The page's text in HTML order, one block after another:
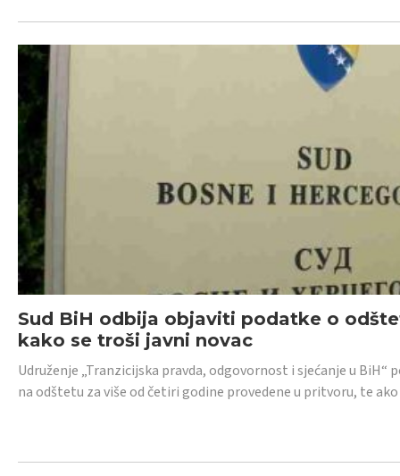
Sud BiH odbija objaviti podatke o
kako se troši javni novac
Udruženje „Tranzicijska pravda, odgovornost i sjećanje u
na odštetu za više od četiri godine provedene u pritvoru, te